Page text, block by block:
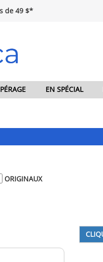
de 49 $*
EN SPÉCIAL
ORIGINAUX